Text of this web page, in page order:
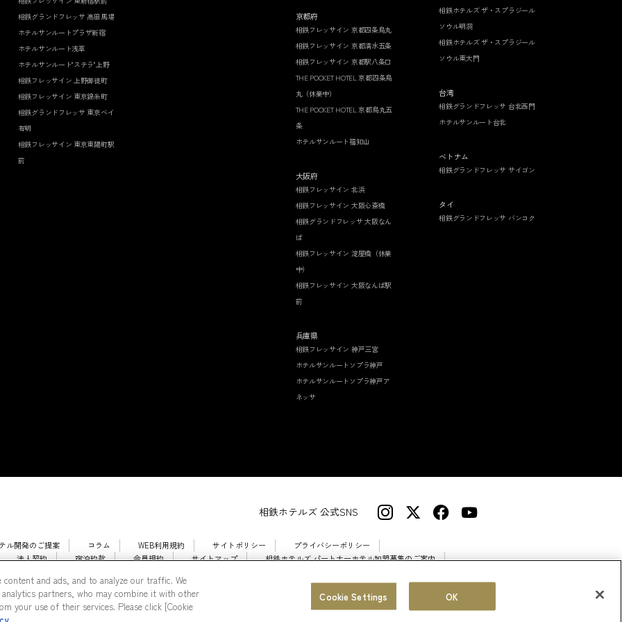
相鉄グランドフレッサ 高田馬場
ホテルサンルートプラザ新宿
ホテルサンルート浅草
ホテルサンルート"ステラ"上野
相鉄フレッサイン 上野御徒町
相鉄フレッサイン 東京錦糸町
相鉄グランドフレッサ 東京ベイ
有明
相鉄フレッサイン 東京東陽町駅
前
京都府
相鉄フレッサイン 京都四条烏丸
相鉄フレッサイン 京都清水五条
相鉄フレッサイン 京都駅八条口
THE POCKET HOTEL 京都四条烏
丸（休業中）
THE POCKET HOTEL 京都烏丸五
条
ホテルサンルート福知山
大阪府
相鉄フレッサイン 北浜
相鉄フレッサイン 大阪心斎橋
相鉄グランドフレッサ 大阪なん
ば
相鉄フレッサイン 淀屋橋（休業
中）
相鉄フレッサイン 大阪なんば駅
前
兵庫県
相鉄フレッサイン 神戸三宮
ホテルサンルートソプラ神戸
ホテルサンルートソプラ神戸ア
ネッサ
相鉄ホテルズ ザ・スプラジール
ソウル明洞
相鉄ホテルズ ザ・スプラジール
ソウル東大門
台湾
相鉄グランドフレッサ 台北西門
ホテルサンルート台北
ベトナム
相鉄グランドフレッサ サイゴン
タイ
相鉄グランドフレッサ バンコク
相鉄ホテルズ 公式SNS
ル開発のご提案 コラム WEB利用規約 サイトポリシー
プライバシーポリシー
法人契約 宿泊約款 会員規約 サイトマップ
相鉄ホテルズ パートナーホテル加盟募集のご案内
© Sotetsu Hotel Management CO., LTD.
and ads, and to analyze our traffic. We
partners, who may combine it with other
your use of their services. Please click [Cookie
Cookie Settings OK